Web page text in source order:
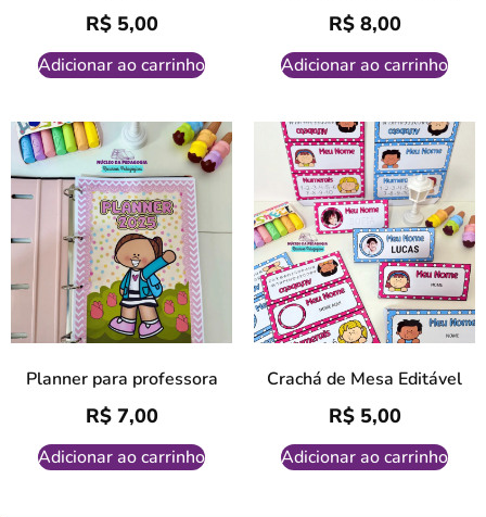
R$5,00
Adicionar ao carrinho
R$8,00
Adicionar ao carrinho
Planner para professora
R$7,00
Adicionar ao carrinho
Crachá de Mesa Editável
R$5,00
Adicionar ao carrinho